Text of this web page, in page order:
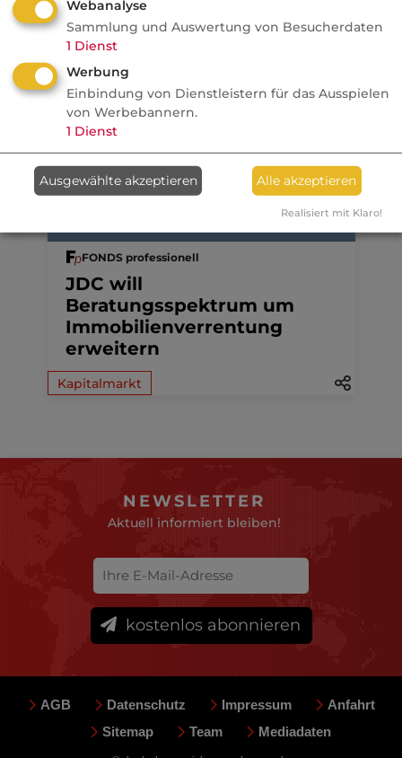
Anzeige 07.08.2026
dvb
Ein MVP-Wechsel kostet
Monate, Nerven und Geld
07.08.2026
FONDS professionell
JDC will
Beratungsspektrum um
Immobilienverrentung
erweitern
Kapitalmarkt
NEWSLETTER
Aktuell informiert bleiben!
kostenlos abonnieren
AGB Datenschutz Impressum
Anfahrt
Sitemap
Team Mediadaten
Webanalyse
Sammlung und Auswertung von Besucherdaten
1 Dienst
Werbung
Einbindung von Dienstleistern für das Ausspielen
von Werbebannern.
1 Dienst
Ausgewählte akzeptieren Alle akzeptieren
Realisiert mit Klaro!